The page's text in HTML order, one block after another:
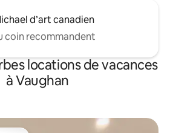
d’art canadien
coin recommandent
locations de vacances
à Vaughan